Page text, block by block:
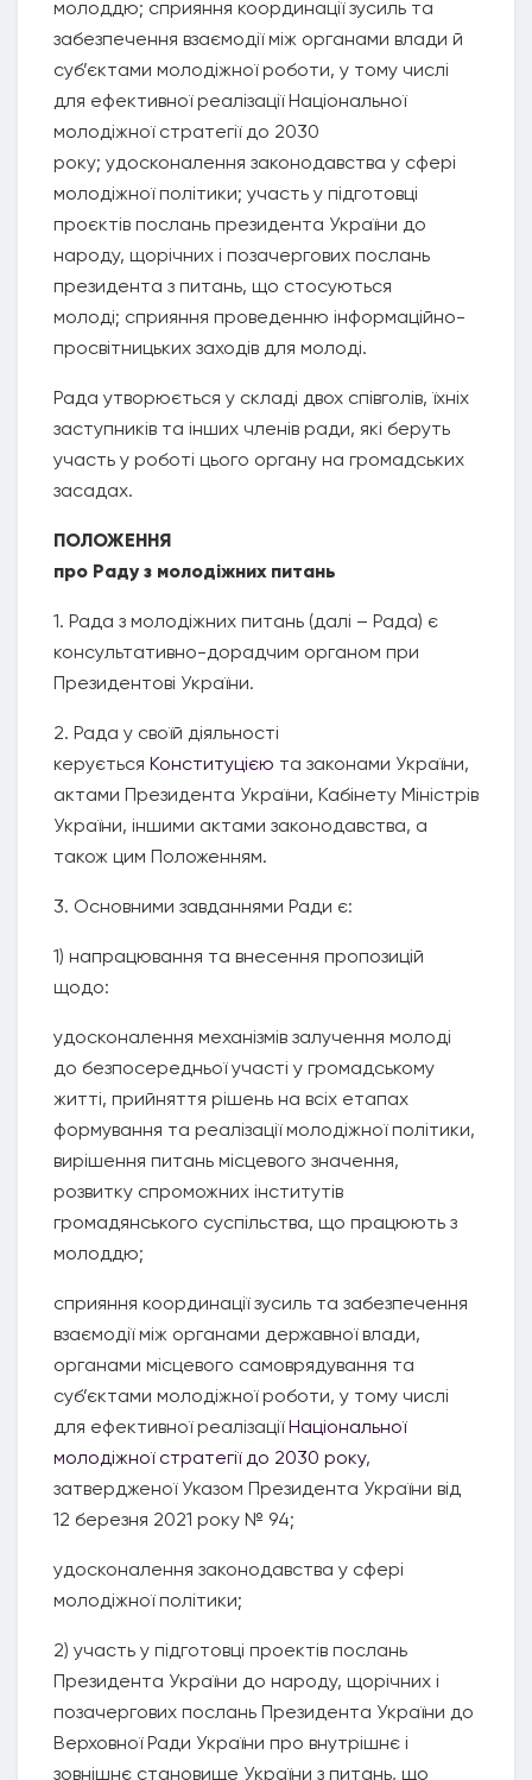
молоддю; сприяння координації зусиль та
забезпечення взаємодії між органами влади й
суб’єктами молодіжної роботи, у тому числі
для ефективної реалізації Національної
молодіжної стратегії до 2030
року; удосконалення законодавства у сфері
молодіжної політики; участь у підготовці
проєктів послань президента України до
народу, щорічних і позачергових послань
президента з питань, що стосуються
молоді; сприяння проведенню інформаційно-
просвітницьких заходів для молоді.
Рада утворюється у складі двох співголів, їхніх
заступників та інших членів ради, які беруть
участь у роботі цього органу на громадських
засадах.
ПОЛОЖЕННЯ
про Раду з молодіжних питань
1. Рада з молодіжних питань (далі – Рада) є
консультативно-дорадчим органом при
Президентові України.
2. Рада у своїй діяльності
керується Конституцією та законами України,
актами Президента України, Кабінету Міністрів
України, іншими актами законодавства, а
також цим Положенням.
3. Основними завданнями Ради є:
1) напрацювання та внесення пропозицій
щодо:
удосконалення механізмів залучення молоді
до безпосередньої участі у громадському
житті, прийняття рішень на всіх етапах
формування та реалізації молодіжної політики,
вирішення питань місцевого значення,
розвитку спроможних інститутів
громадянського суспільства, що працюють з
молоддю;
сприяння координації зусиль та забезпечення
взаємодії між органами державної влади,
органами місцевого самоврядування та
суб’єктами молодіжної роботи, у тому числі
для ефективної реалізаціїНаціональної
молодіжної стратегії до 2030 року,
затвердженої Указом Президента України від
12 березня 2021 року № 94;
удосконалення законодавства у сфері
молодіжної політики;
2) участь у підготовці проектів послань
Президента України до народу, щорічних і
позачергових послань Президента України до
Верховної Ради України про внутрішнє і
зовнішнє становище України з питань, що